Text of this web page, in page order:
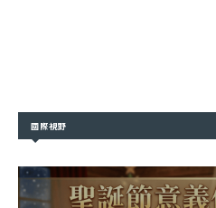
國際視野